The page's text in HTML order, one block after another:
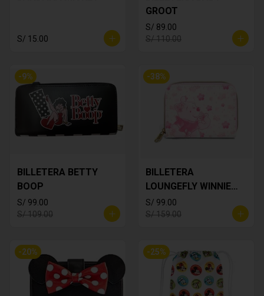
S/ 15.00
GROOT
S/ 89.00
S/ 110.00
-9%
BILLETERA BETTY
BOOP
S/ 99.00
S/ 109.00
-38%
BILLETERA
LOUNGEFLY WINNIE
THE POOH
S/ 99.00
S/ 159.00
-20% -25%